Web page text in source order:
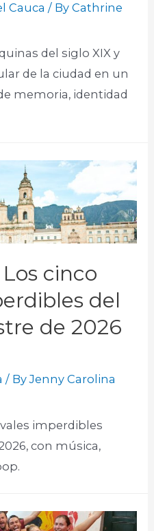
Cauca / ByCathrine
del siglo XIX y
de la ciudad en un
memoria, identidad
cinco
del
de 2026
/ ByJenny Carolina
imperdibles
con música,